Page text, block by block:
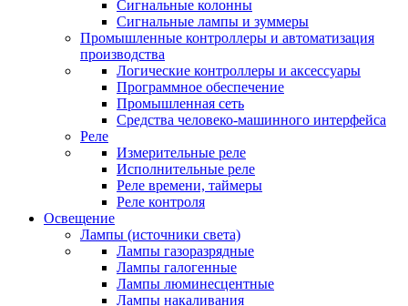
Сигнальные колонны
Сигнальные лампы и зуммеры
Промышленные контроллеры и автоматизация
производства
Логические контроллеры и аксессуары
Программное обеспечение
Промышленная сеть
Средства человеко-машинного интерфейса
Реле
Измерительные реле
Исполнительные реле
Реле времени, таймеры
Реле контроля
Освещение
Лампы (источники света)
Лампы газоразрядные
Лампы галогенные
Лампы люминесцентные
Лампы накаливания